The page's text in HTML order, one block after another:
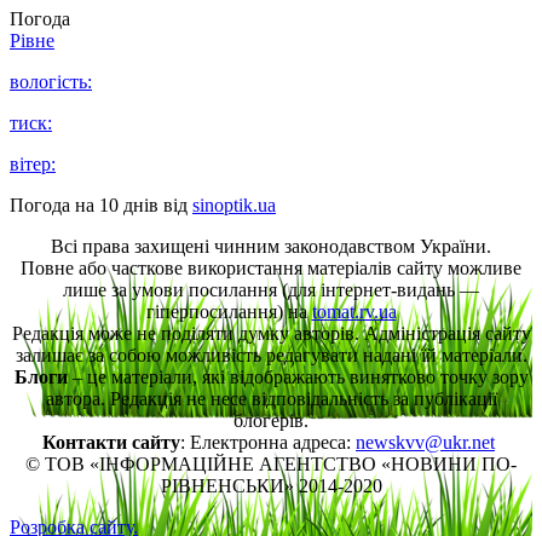
Погода
Рівне
вологість:
тиск:
вітер:
Погода на 10 днів від sinoptik.ua
Всі права захищені чинним законодавством України.
Повне або часткове використання матеріалів сайту можливе
лише за умови посилання (для інтернет-видань —
гіперпосилання) наtomat.rv.ua
Редакція може не поділяти думку авторів. Адміністрація сайту
залишає за собою можливість редагувати надані їй матеріали.
Блоги– це матеріали, які відображають винятково точку зору
автора. Редакція не несе відповідальність за публікації
блогерів.
Контакти сайту: Електронна адреса: newskvv@ukr.net
© ТОВ «ІНФОРМАЦІЙНЕ АГЕНТСТВО «НОВИНИ ПО-
РІВНЕНСЬКИ» 2014-2020
Розробка сайту.